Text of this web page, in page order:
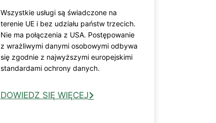
Wszystkie usługi są świadczone na
terenie UE i bez udziału państw trzecich.
Nie ma połączenia z USA. Postępowanie
z wrażliwymi danymi osobowymi odbywa
się zgodnie z najwyższymi europejskimi
standardami ochrony danych.
DOWIEDZ SIĘ WIĘCEJ